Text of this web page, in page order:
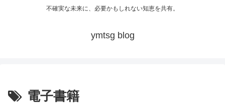
不確実な未来に、必要かもしれない知恵を共有。
ymtsg blog
電子書籍